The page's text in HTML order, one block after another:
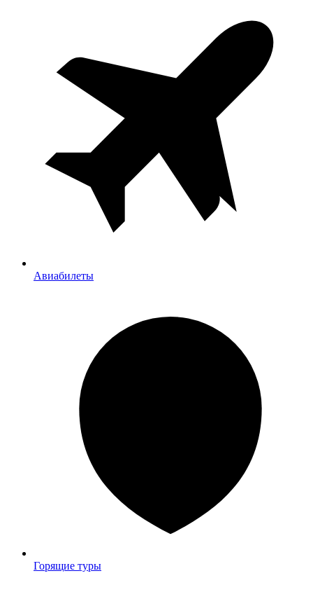
Авиабилеты
Горящие туры